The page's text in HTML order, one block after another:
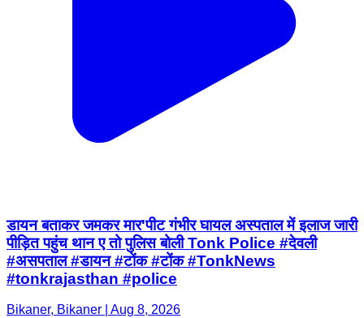
डायन बताकर जमकर मार'पीट गंभीर घायल अस्पताल में इलाज जारी
पीड़ित पहुंच थान ए तो पुलिस बोली Tonk Police #देवली
#असपताल #डायन #टोंक #टोंक #TonkNews
#tonkrajasthan #police
Bikaner, Bikaner | Aug 8, 2026